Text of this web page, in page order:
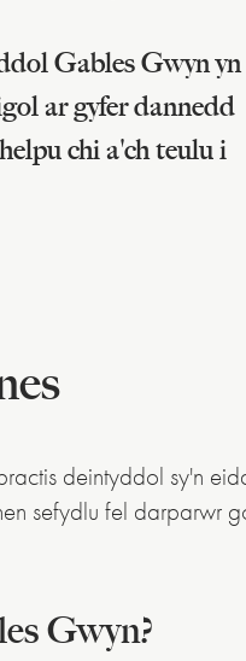
Gables Gwyn yn
ar gyfer dannedd
chi a'ch teulu i
deintyddol sy'n
sefydlu fel darparwr
Gwyn?